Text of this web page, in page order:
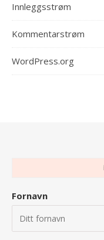
Innleggsstrøm
Kommentarstrøm
WordPress.org
Fornavn